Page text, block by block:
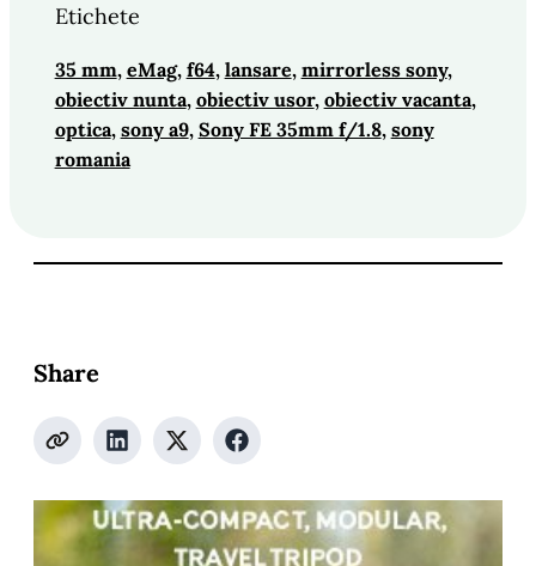
Etichete
35 mm, eMag, f64, lansare, mirrorless sony ,
obiectiv nunta, obiectiv usor, obiectiv vacanta ,
optica, sony a9, Sony FE 35mm f/1.8, sony
romania
Share